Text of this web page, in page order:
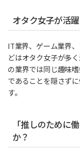
オタク女子が活
IT業界、ゲーム業界
どはオタク女子が多
の業界では同じ趣味
であることを隠さず
す。
「推しのために
か？